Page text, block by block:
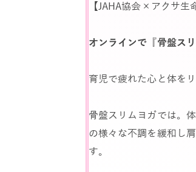
【JAHA協会×アクサ生
オンラインで『骨盤ス
育児で疲れた心と体を
骨盤スリムヨガでは。
の様々な不調を緩和し
す。